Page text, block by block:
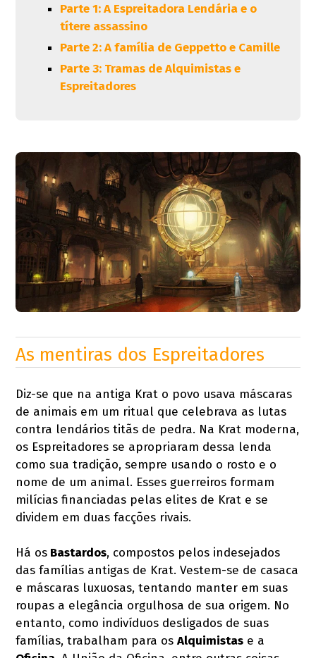
Parte 1: A Espreitadora Lendária e o
títere assassino
Parte 2: A família de Geppetto e Camille
Parte 3: Tramas de Alquimistas e
Espreitadores
As mentiras dos Espreitadores
Diz-se que na antiga Krat o povo usava máscaras
de animais em um ritual que celebrava as lutas
contra lendários titãs de pedra. Na Krat moderna,
os Espreitadores se apropriaram dessa lenda
como sua tradição, sempre usando o rosto e o
nome de um animal. Esses guerreiros formam
milícias financiadas pelas elites de Krat e se
dividem em duas facções rivais.
Há os Bastardos, compostos pelos indesejados
das famílias antigas de Krat. Vestem-se de casaca
e máscaras luxuosas, tentando manter em suas
roupas a elegância orgulhosa de sua origem. No
entanto, como indivíduos desligados de suas
famílias, trabalham para osAlquimistas e a